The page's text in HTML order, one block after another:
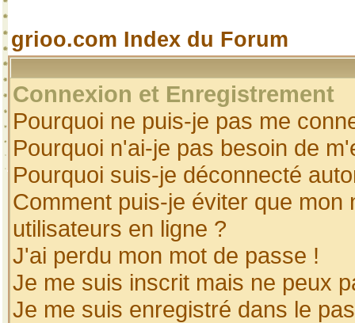
grioo.com Index du Forum
Connexion et Enregistrement
Pourquoi ne puis-je pas me
Pourquoi n'ai-je pas besoin de
Pourquoi suis-je déconnecté
Comment puis-je éviter que
utilisateurs en ligne ?
J'ai perdu mon mot de passe !
Je me suis inscrit mais ne peux
Je me suis enregistré dans le